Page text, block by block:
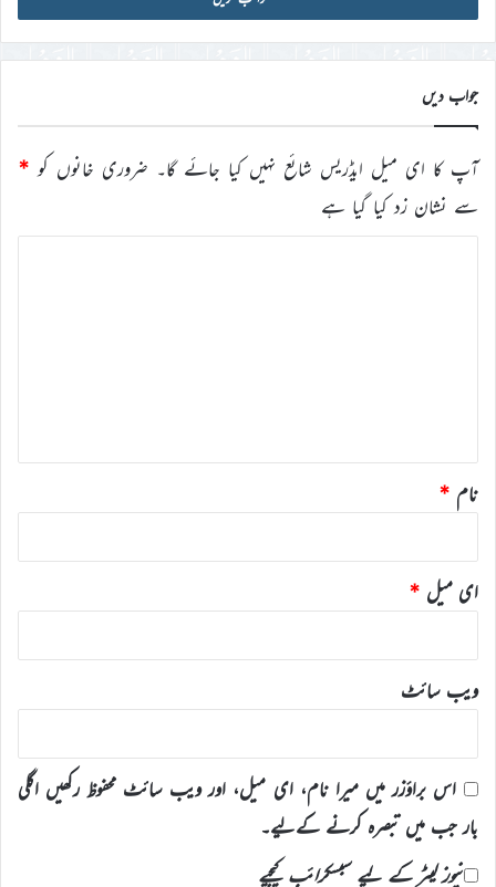
ڈی
درج
کریں
جواب دیں
آپ کا ای میل ایڈریس شائع نہیں کیا جائے گا۔ ضروری خانوں کو *
سے نشان زد کیا گیا ہے
نام *
ای میل *
ویب‌ سائٹ
اس براؤزر میں میرا نام، ای میل، اور ویب سائٹ محفوظ رکھیں اگلی
بار جب میں تبصرہ کرنے کےلیے۔
نیوز لیٹر کے لیے سبسکرائب کیجیے